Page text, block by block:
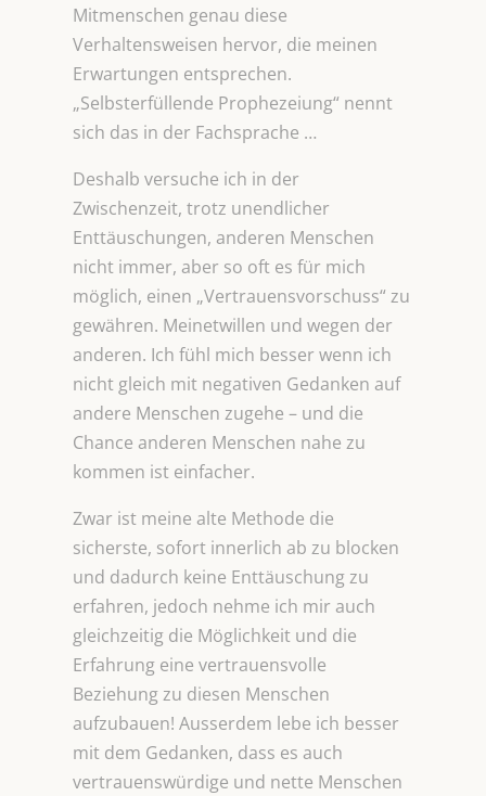
Mitmenschen genau diese
Verhaltensweisen hervor, die meinen
Erwartungen entsprechen.
„Selbsterfüllende Prophezeiung“ nennt
sich das in der Fachsprache …
Deshalb versuche ich in der
Zwischenzeit, trotz unendlicher
Enttäuschungen, anderen Menschen
nicht immer, aber so oft es für mich
möglich, einen „Vertrauensvorschuss“ zu
gewähren. Meinetwillen und wegen der
anderen. Ich fühl mich besser wenn ich
nicht gleich mit negativen Gedanken auf
andere Menschen zugehe – und die
Chance anderen Menschen nahe zu
kommen ist einfacher.
Zwar ist meine alte Methode die
sicherste, sofort innerlich ab zu blocken
und dadurch keine Enttäuschung zu
erfahren, jedoch nehme ich mir auch
gleichzeitig die Möglichkeit und die
Erfahrung eine vertrauensvolle
Beziehung zu diesen Menschen
aufzubauen! Ausserdem lebe ich besser
mit dem Gedanken, dass es auch
vertrauenswürdige und nette Menschen